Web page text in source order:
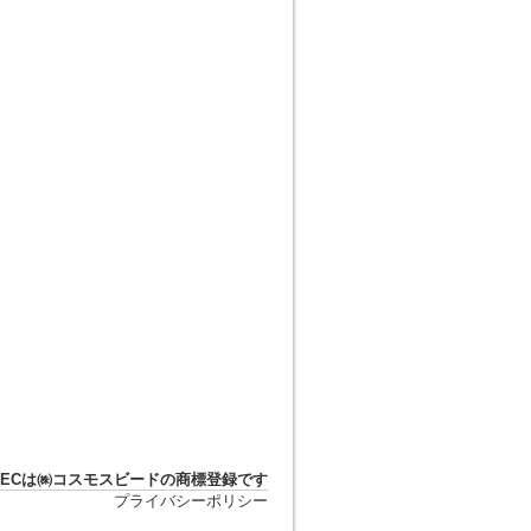
は㈱コスモスビードの商標登録です
プライバシーポリシー